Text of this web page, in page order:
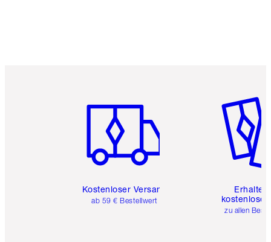
Kostenloser Versand
ab 59 € Bestellwert
Erhalte
kostenlose
zu allen